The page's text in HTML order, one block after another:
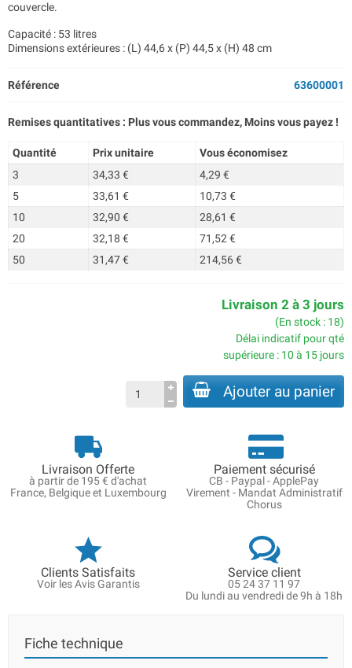
couvercle.
Capacité : 53 litres
Dimensions extérieures : (L) 44,6 x (P) 44,5 x (H) 48 cm
Référence 63600001
Remises quantitatives : Plus vous commandez, Moins vous payez !
Quantité Prix unitaire
Vous économisez
3
34,33 €
4,29 €
5
33,61 €
10,73 €
10
32,90 €
28,61 €
20
32,18 €
71,52 €
50
31,47 € 214,56 €
Livraison 2 à 3 jours
(En stock : 18)
Délai indicatif pour qté
supérieure : 10 à 15 jours
Ajouter au panier
Livraison Offerte
à partir de 195 € d'achat
France, Belgique et Luxembourg
Paiement sécurisé
CB - Paypal - ApplePay
Virement - Mandat Administratif
Chorus
Clients Satisfaits
Voir les Avis Garantis
Service client
05 24 37 11 97
Du lundi au vendredi de 9h à 18h
Fiche technique